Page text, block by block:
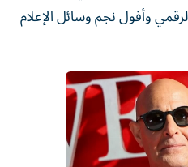
وأفول نجم وسائل الإعلام